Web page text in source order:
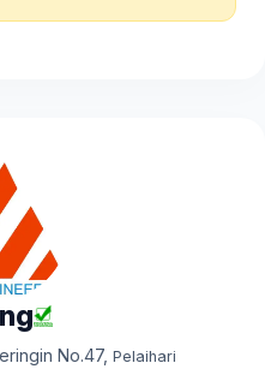
No.47, Pelaihari